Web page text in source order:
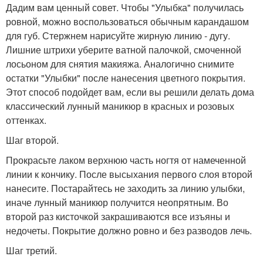
Дадим вам ценный совет. Чтобы "Улыбка" получилась
ровной, можно воспользоваться обычным карандашом
для губ. Стержнем нарисуйте жирную линию - дугу.
Лишние штрихи уберите ватной палочкой, смоченной
лосьоном для снятия макияжа. Аналогично снимите
остатки "Улыбки" после нанесения цветного покрытия.
Этот способ подойдет вам, если вы решили делать дома
классический лунный маникюр в красных и розовых
оттенках.
Шаг второй.
Прокрасьте лаком верхнюю часть ногтя от намеченной
линии к кончику. После высыхания первого слоя второй
нанесите. Постарайтесь не заходить за линию улыбки,
иначе лунный маникюр получится неопрятным. Во
второй раз кисточкой закрашиваются все изъяны и
недочеты. Покрытие должно ровно и без разводов лечь.
Шаг третий.